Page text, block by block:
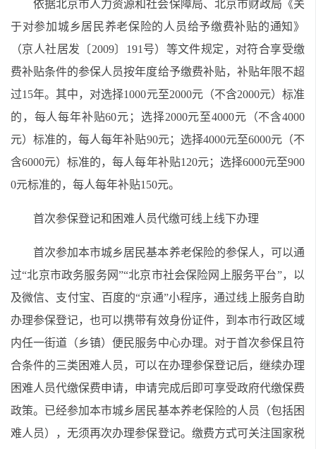
依据北京市人力资源和社会保障局、北京市财政局《关
于对参加城乡居民养老保险的人员给予缴费补贴的通知》
（京人社居发〔2009〕191号）等文件规定，对符合享受缴
费补贴条件的参保人员按年度给予缴费补贴，补贴年限不超
过15年。其中，对选择1000元至2000元（不含2000元）标准
的，每人每年补贴60元；选择2000元至4000元（不含4000
元）标准的，每人每年补贴90元；选择4000元至6000元（不
含6000元）标准的，每人每年补贴120元；选择6000元至900
0元标准的，每人每年补贴150元。
首次参保登记和困难人员代缴可线上线下办理
首次参加本市城乡居民基本养老保险的参保人，可以通
过“北京市政务服务网”“北京市社会保险网上服务平台”，以
及微信、支付宝、百度的“京通”小程序，通过线上服务自助
办理参保登记，也可以携带有效身份证件，到本市行政区域
内任一街道（乡镇）便民服务中心办理。对于首次参保且符
合条件的三类困难人员，可以在办理参保登记后，继续办理
困难人员代缴保费申请，申请完成后即可享受政府代缴保费
政策。已经参加本市城乡居民基本养老保险的人员（包括困
难人员），无须再次办理参保登记。缴费方式可关注国家税